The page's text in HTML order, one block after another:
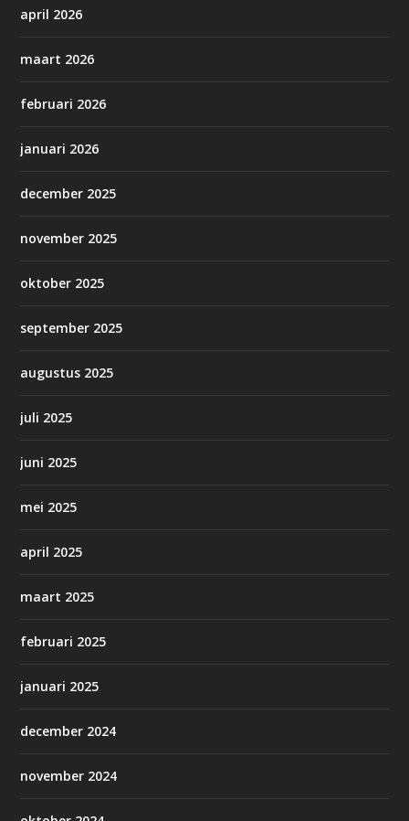
april 2026
maart 2026
februari 2026
januari 2026
december 2025
november 2025
oktober 2025
september 2025
augustus 2025
juli 2025
juni 2025
mei 2025
april 2025
maart 2025
februari 2025
januari 2025
december 2024
november 2024